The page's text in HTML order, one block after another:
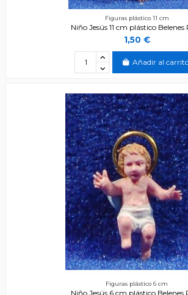
Figuras plástico 11 cm
Niño Jesús 11 cm plástico Belenes
1,50 €
Añadir al
Figuras plástico 6 cm
Niño Jesús 6 cm plástico Belenes